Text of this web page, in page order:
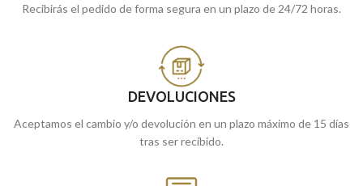
Recibirás el pedido de forma segura en un plazo de 24/72 horas.
DEVOLUCIONES
Aceptamos el cambio y/o devolución en un plazo máximo de 15 días
tras ser recibido.